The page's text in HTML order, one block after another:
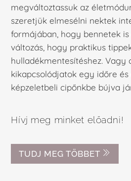
megváltoztassuk az
szeretjük elmesélni nektek
formájában, hogy bennetek
változás, hogy praktikus
hulladékmentesítéshez. Vagy
kikapcsolódjatok egy időre
képzeletbeli cipőnkbe bújva
Hívj meg minket előadni!
TUDJ MEG TÖBBET